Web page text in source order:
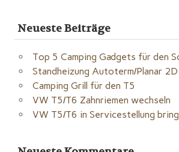
Neueste Beiträge
Top 5 Camping Gadgets für den
Standheizung Autoterm/Planar
Camping Grill für den T5
VW T5/T6 Zahnriemen wechseln
VW T5/T6 in Servicestellung